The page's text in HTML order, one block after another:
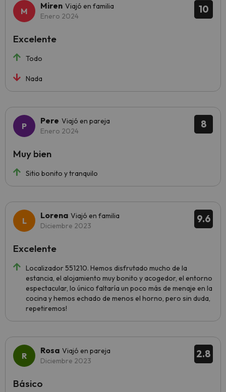
10
Miren Viajó en familia
Enero 2024
Todo
Nada
Excelente
8
Pere Viajó en pareja
Enero 2024
Sitio bonito y tranquilo
Muy bien
9.6
Lorena Viajó en familia
Diciembre 2023
Localizador 551210. Hemos disfrutado mucho de la
estancia, el alojamiento muy bonito y acogedor, el entorno
espectacular, lo único faltaría un poco más de menaje en la
cocina y hemos echado de menos el horno, pero sin duda,
repetiremos!
Excelente
2.8
Rosa Viajó en pareja
Diciembre 2023
Básico